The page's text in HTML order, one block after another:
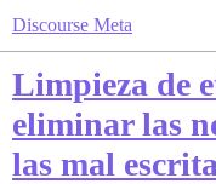
Discourse Meta
Limpieza de
eliminar las
las mal